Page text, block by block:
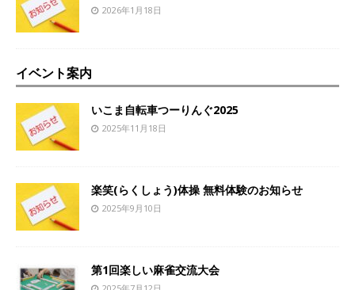
2026年1月18日
イベント案内
いこま自転車つーりんぐ2025
2025年11月18日
楽笑(らくしょう)体操 無料体験のお知らせ
2025年9月10日
第1回楽しい麻雀交流大会